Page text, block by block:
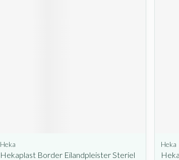
Heka
Hekaplast Border Eilandpleister Steriel
Heka